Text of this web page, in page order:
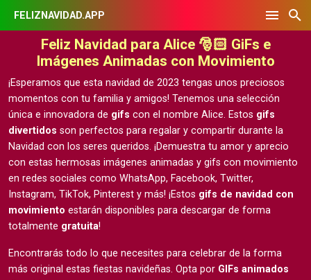
FELIZNAVIDAD.APP
Feliz Navidad para Alice 🎅🏻 GiFs e
Imágenes Animadas con Movimiento
¡Esperamos que esta navidad de 2023 tengas unos preciosos
momentos con tu familia y amigos! Tenemos una selección
única e innovadora de gifs con el nombre Alice. Estos gifs
divertidos son perfectos para regalar y compartir durante la
Navidad con los seres queridos. ¡Demuestra tu amor y aprecio
con estas hermosas imágenes animadas y gifs con movimiento
en redes sociales como WhatsApp, Facebook, Twitter,
Instagram, TikTok, Pinterest y más! ¡Estos gifs de navidad con
movimiento estarán disponibles para descargar de forma
totalmente gratuita!
Encontrarás todo lo que necesites para celebrar de la forma
más original estas fiestas navideñas. Opta por GIFs animados